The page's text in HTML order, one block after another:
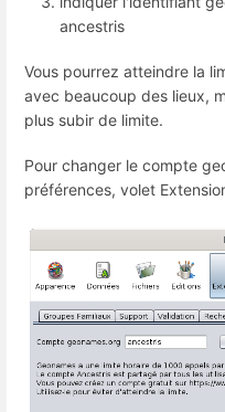
ancestris
Vous pourrez atteindre la
avec beaucoup des lieux,
plus subir de limite.
Pour changer le compte
préférences, volet